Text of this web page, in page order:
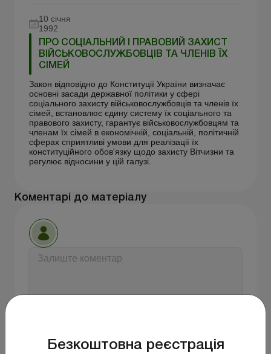
10 січня
1992
ПРО СОЦІАЛЬНИЙ І ПРАВОВИЙ ЗАХИСТ
ВІЙСЬКОВОСЛУЖБОВЦІВ ТА ЧЛЕНІВ ЇХ
СІМЕЙ
Закон відповідно до Конституції України визначає
основні засади державної політики у сфері
соціального захисту військовослужбовців та членів їх
сімей, встановлює єдину систему їх соціального та
правового захисту, гарантує військовослужбовцям та
членам їх сімей в економічній, соціальній, політичній
сферах сприятливі умови для реалізації їх
конституційного обов'язку щодо захисту Вітчизни та
регулює відносини у цій галузі.
Коментарі до матеріалу
Безкоштовна реєстрація